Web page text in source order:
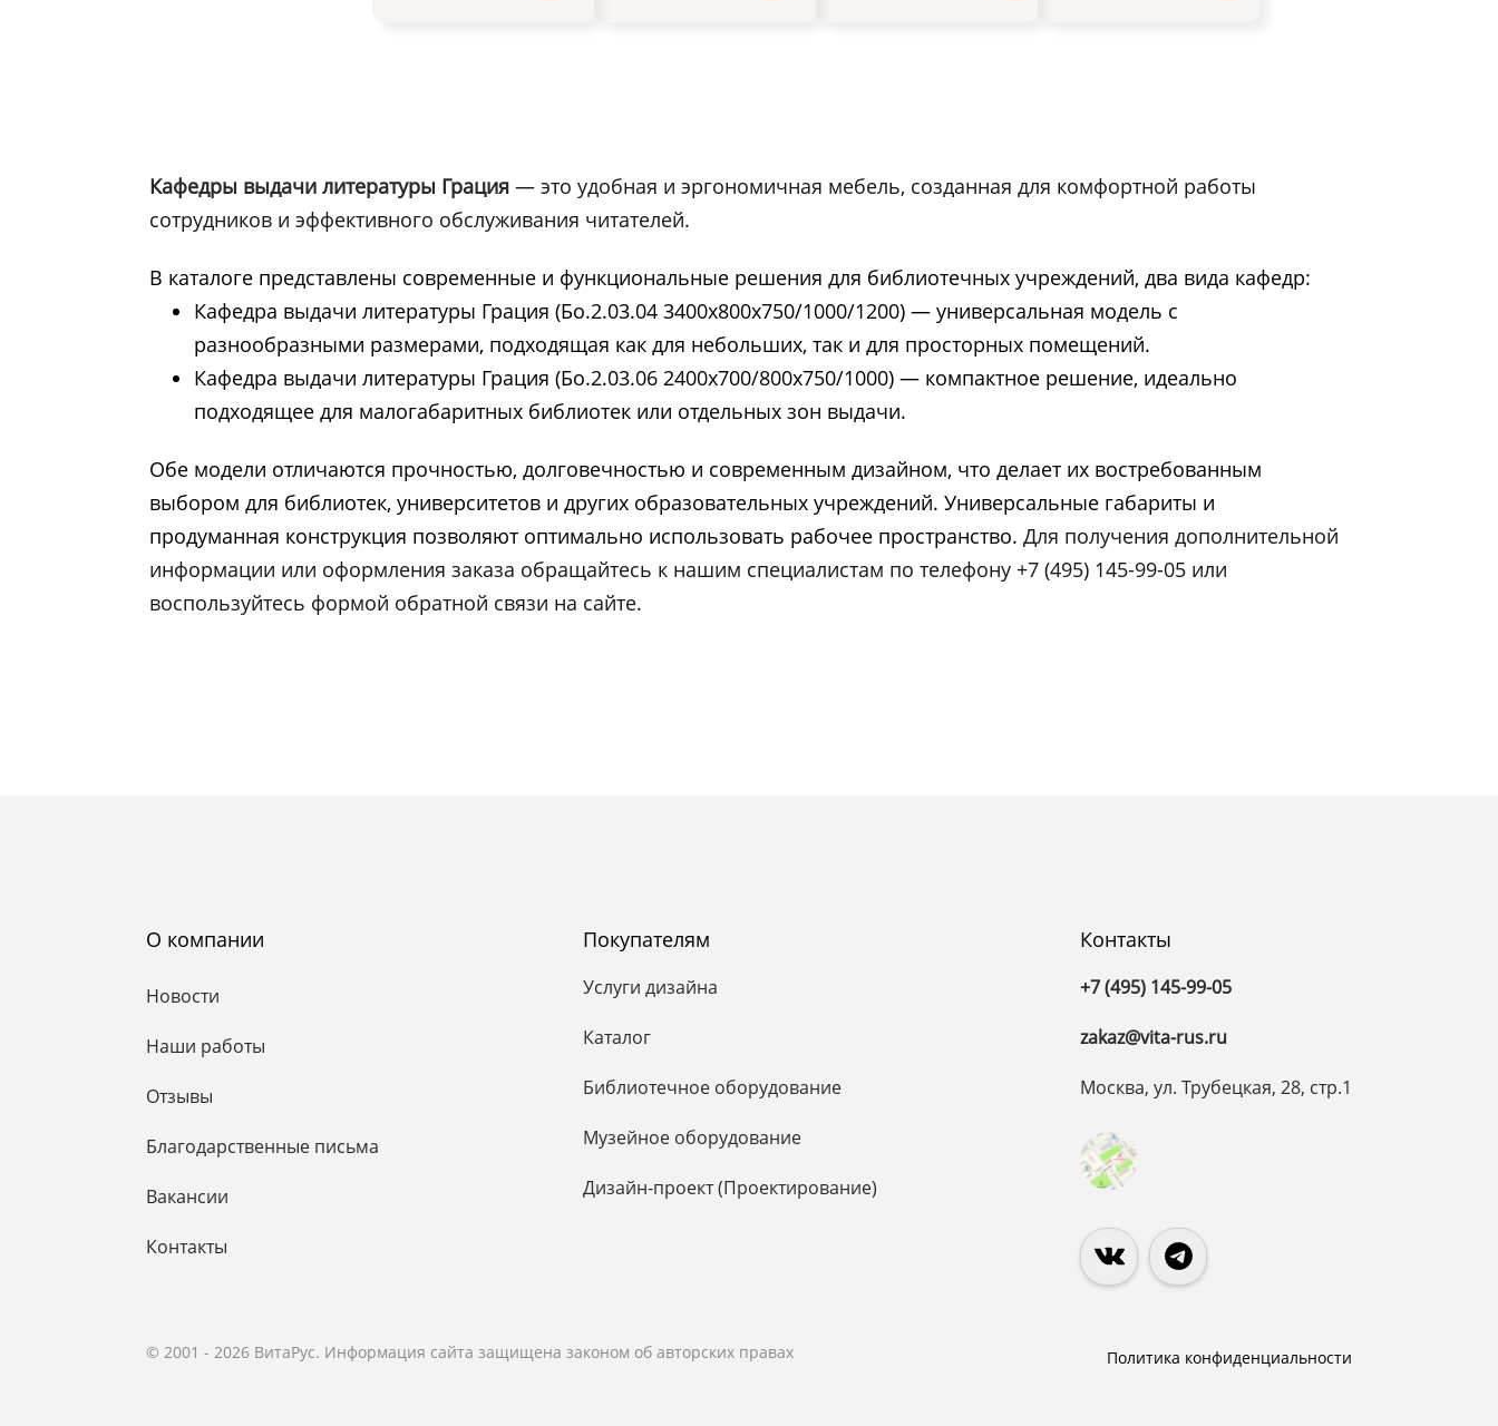
Кафедры выдачи литературы Грация — это удобная и эргономичная мебель, созданная для комфортной работы
сотрудников и эффективного обслуживания читателей.
В каталоге представлены современные и функциональные решения для библиотечных учреждений, два вида кафедр:
Кафедра выдачи литературы Грация (Бо.2.03.04 3400х800х750/1000/1200) — универсальная модель с
разнообразными размерами, подходящая как для небольших, так и для просторных помещений.
Кафедра выдачи литературы Грация (Бо.2.03.06 2400х700/800х750/1000) — компактное решение, идеально
подходящее для малогабаритных библиотек или отдельных зон выдачи.
Обе модели отличаются прочностью, долговечностью и современным дизайном, что делает их востребованным
выбором для библиотек, университетов и других образовательных учреждений. Универсальные габариты и
продуманная конструкция позволяют оптимально использовать рабочее пространство.Для получения дополнительной
информации или оформления заказа обращайтесь к нашим специалистам по телефону +7 (495) 145-99-05 или
воспользуйтесь формой обратной связи на сайте.
О компании
Новости
Наши работы
Отзывы
Благодарственные письма
Вакансии
Контакты
Покупателям
Услуги дизайна
Каталог
Библиотечное оборудование
Музейное оборудование
Дизайн-проект (Проектирование)
Контакты
+7 (495) 145-99-05
zakaz@vita-rus.ru
Москва, ул. Трубецкая, 28, стр.1
© 2001 - 2026 ВитаРус. Информация сайта защищена законом об авторских правах Политика конфиденциальности